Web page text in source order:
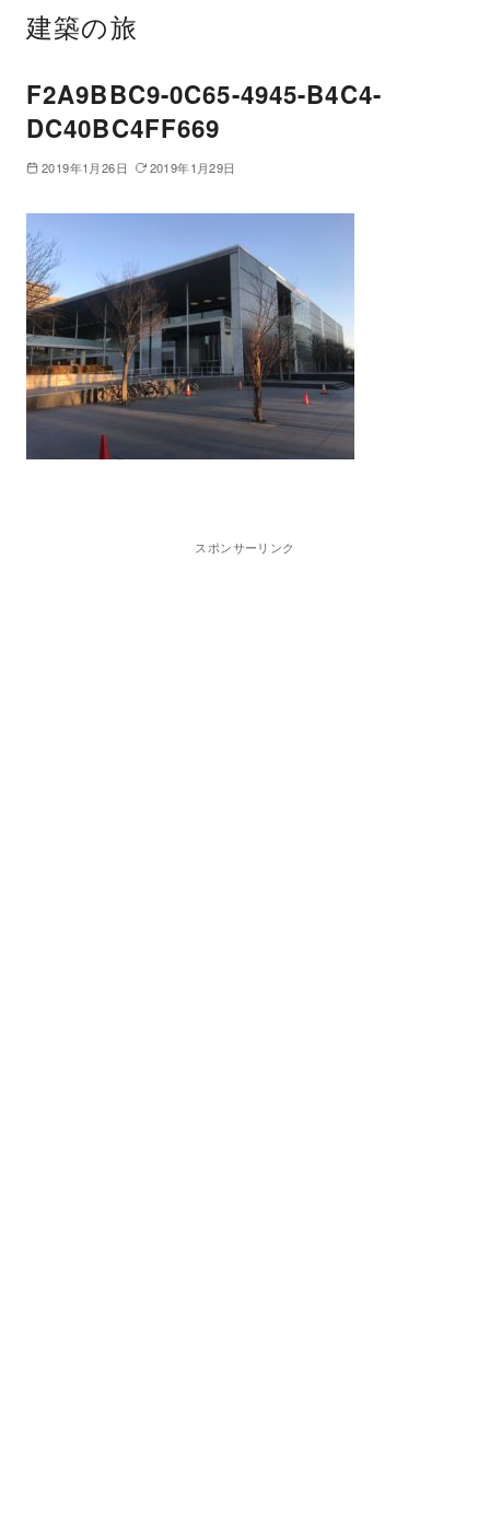
建築の旅
F2A9BBC9-0C65-4945-B4C4-
DC40BC4FF669
2019年1月26日 2019年1月29日
スポンサーリンク